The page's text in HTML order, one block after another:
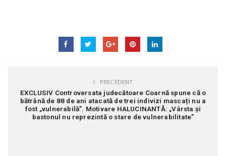
PRECEDENT
EXCLUSIV Controversata judecătoare Coarnă spune că o
bătrână de 88 de ani atacată de trei indivizi mascați nu a
fost „vulnerabilă”. Motivare HALUCINANTĂ: „Vârsta și
bastonul nu reprezintă o stare de vulnerabilitate”